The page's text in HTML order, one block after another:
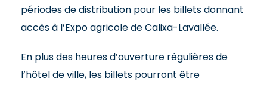
périodes de distribution pour les billets donnant
accès à l’Expo agricole de Calixa-Lavallée.
En plus des heures d’ouverture régulières de
l’hôtel de ville, les billets pourront être